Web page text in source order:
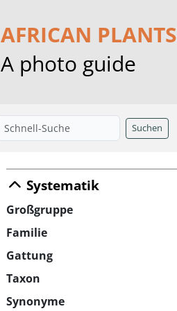
AFRICAN PLANTS
A photo guide
Suchen
Systematik
Großgruppe
Familie
Gattung
Taxon
Synonyme